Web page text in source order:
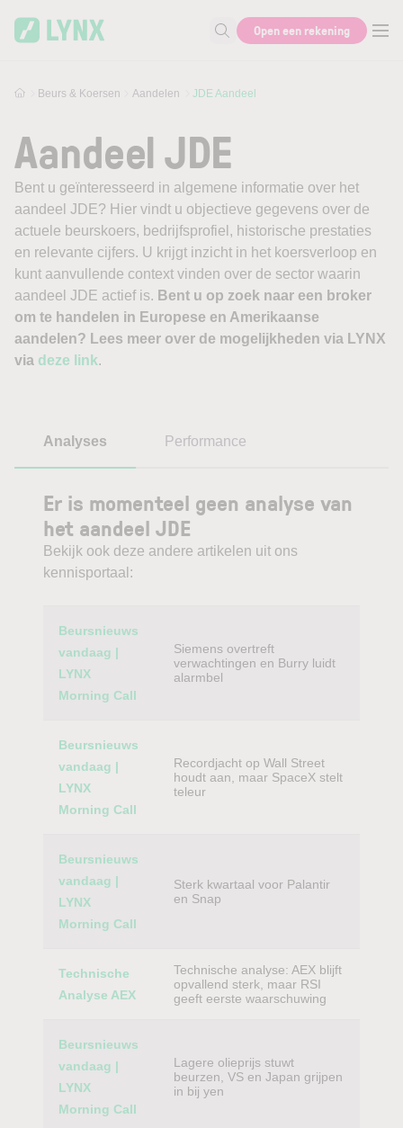
Zoek naar informatie
Open een rekening
Beurs & Koersen Aandelen JDE Aandeel
Aandeel JDE
Bent u geïnteresseerd in algemene informatie over het
aandeel JDE? Hier vindt u objectieve gegevens over de
actuele beurskoers, bedrijfsprofiel, historische prestaties
en relevante cijfers. U krijgt inzicht in het koersverloop en
kunt aanvullende context vinden over de sector waarin
aandeel JDE actief is. Bent u op zoek naar een broker
om te handelen in Europese en Amerikaanse
aandelen? Lees meer over de mogelijkheden via LYNX
via deze link.
Analyses Performance
Er is momenteel geen analyse van
het aandeel JDE
Bekijk ook deze andere artikelen uit ons
kennisportaal:
Category
Beursnieuws
vandaag |
LYNX
Morning Call
Siemens overtreft
verwachtingen en Burry luidt
alarmbel
Beursnieuws
vandaag |
LYNX
Morning Call
Recordjacht op Wall Street
houdt aan, maar SpaceX stelt
teleur
Beursnieuws
vandaag |
LYNX
Morning Call
Sterk kwartaal voor Palantir
en Snap
Technische
Analyse AEX
Technische analyse: AEX blijft
opvallend sterk, maar RSI
geeft eerste waarschuwing
Beursnieuws
vandaag |
LYNX
Morning Call
Lagere olieprijs stuwt
beurzen, VS en Japan grijpen
in bij yen